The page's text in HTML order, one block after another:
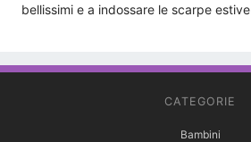
bellissimi e a indossare le scarpe
CATEGORIE
Bambini